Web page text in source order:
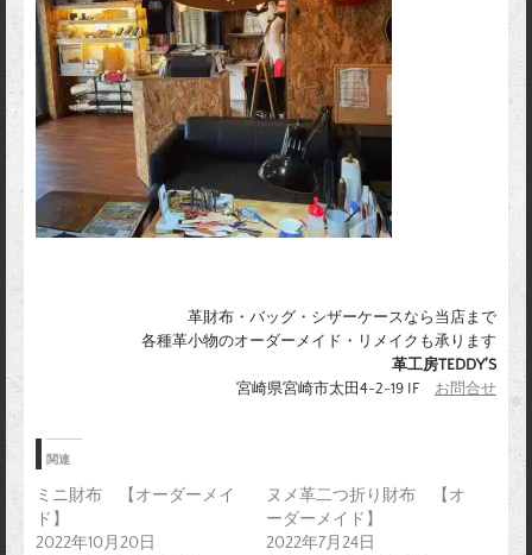
革財布・バッグ・シザーケースなら当店まで
各種革小物のオーダーメイド・リメイクも承ります
革工房TEDDY’S
宮崎県宮崎市太田4-2-19 IF お問合せ
関連
ミニ財布 【オーダーメイ
ド】
2022年10月20日
ヌメ革二つ折り財布 【オ
ーダーメイド】
2022年7月24日